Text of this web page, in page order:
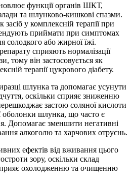
функції органів ШКТ,
та шлунково-кишкові спазми.
у комплексній терапії при
приймати при симптомах
солодкого або жирної їжі.
сприяють нормалізації
тому він застосовується як
терапії цукрового діабету.
шлунка та допомагає усунути
оскільки сприяє зниженню
застою соляної кислоти
шлунка, що часто є
Допомагає зменшити негативні
алкоголю та харчових отруєнь.
ефектів від вживання цього
зору, оскільки склад
охолодженню та очищенню